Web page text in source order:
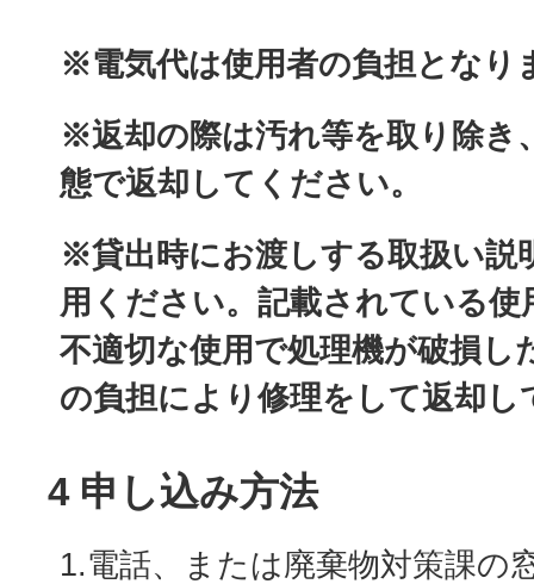
※電気代は使用者の負担となり
※返却の際は汚れ等を取り除き
態で返却してください。
※貸出時にお渡しする取扱い説
用ください。記載されている使
不適切な使用で処理機が破損し
の負担により修理をして返却し
4 申し込み方法
1.電話、または廃棄物対策課の